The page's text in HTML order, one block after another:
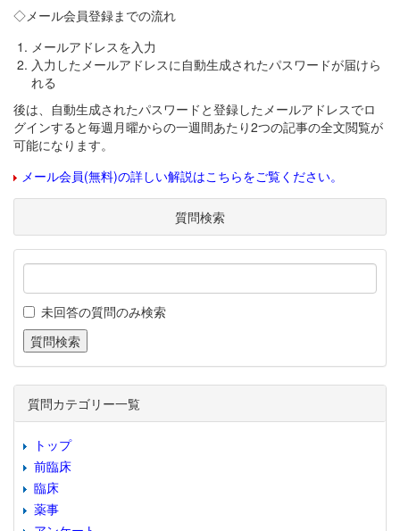
◇メール会員登録までの流れ
メールアドレスを入力
入力したメールアドレスに自動生成されたパスワードが届けら
れる
後は、自動生成されたパスワードと登録したメールアドレスでロ
グインすると毎週月曜からの一週間あたり2つの記事の全文閲覧が
可能になります。
メール会員(無料)の詳しい解説はこちらをご覧ください。
質問検索
未回答の質問のみ検索
質問カテゴリー一覧
トップ
前臨床
臨床
薬事